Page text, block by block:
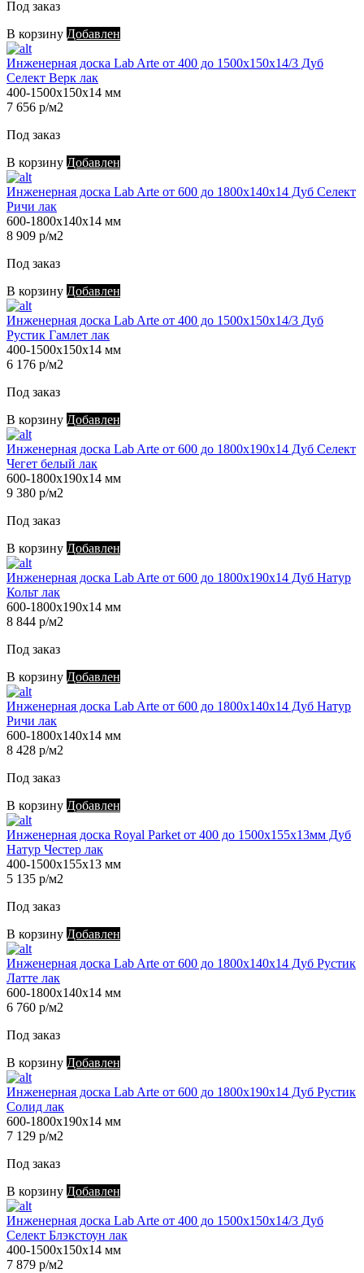
Под заказ
В корзину Добавлен
Инженерная доска Lab Arte от 400 до 1500х150х14/3 Дуб
Селект Верк лак
400-1500х150х14 мм
7 656 р/м2
Под заказ
В корзину Добавлен
Инженерная доска Lab Arte от 600 до 1800х140х14 Дуб Селект
Ричи лак
600-1800х140х14 мм
8 909 р/м2
Под заказ
В корзину Добавлен
Инженерная доска Lab Arte от 400 до 1500х150х14/3 Дуб
Рустик Гамлет лак
400-1500х150х14 мм
6 176 р/м2
Под заказ
В корзину Добавлен
Инженерная доска Lab Arte от 600 до 1800х190х14 Дуб Селект
Чегет белый лак
600-1800х190х14 мм
9 380 р/м2
Под заказ
В корзину Добавлен
Инженерная доска Lab Arte от 600 до 1800х190х14 Дуб Натур
Кольт лак
600-1800х190х14 мм
8 844 р/м2
Под заказ
В корзину Добавлен
Инженерная доска Lab Arte от 600 до 1800х140х14 Дуб Натур
Ричи лак
600-1800х140х14 мм
8 428 р/м2
Под заказ
В корзину Добавлен
Инженерная доска Royal Parket от 400 до 1500х155х13мм Дуб
Натур Честер лак
400-1500х155х13 мм
5 135 р/м2
Под заказ
В корзину Добавлен
Инженерная доска Lab Arte от 600 до 1800х140х14 Дуб Рустик
Латте лак
600-1800х140х14 мм
6 760 р/м2
Под заказ
В корзину Добавлен
Инженерная доска Lab Arte от 600 до 1800х190х14 Дуб Рустик
Солид лак
600-1800х190х14 мм
7 129 р/м2
Под заказ
В корзину Добавлен
Инженерная доска Lab Arte от 400 до 1500х150х14/3 Дуб
Селект Блэкстоун лак
400-1500х150х14 мм
7 879 р/м2